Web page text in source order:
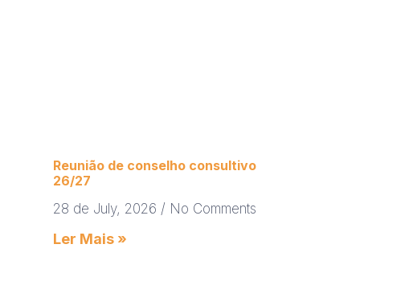
Reunião de conselho consultivo
26/27
28 de July, 2026
No Comments
Ler Mais »